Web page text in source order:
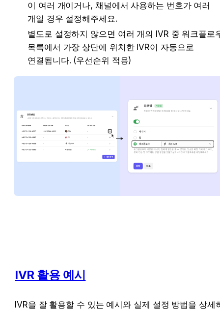
이 여러 개이거나, 채널에서 사용하는 번호가 여러
개일 경우 설정해주세요.
별도로 설정하지 않으면 여러 개의 IVR 중 워크플로
목록에서 가장 상단에 위치한 IVR이 자동으로
연결됩니다. (우선순위 적용)
IVR 활용 예시
IVR을 잘 활용할 수 있는 예시와 실제 설정 방법을 상세